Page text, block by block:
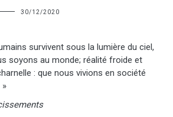
30/12/2020
survivent sous la lumière du ciel,
soyons au monde; réalité froide et
: que nous vivions en société
»